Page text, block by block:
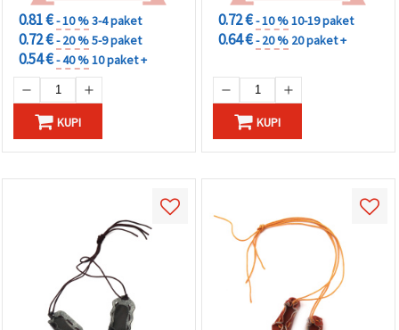
0.81 €- 10 %3-4 paket
0.72 €- 20 %5-9 paket
0.54 €- 40 %10 paket +
KUPI
0.72 €- 10 %10-19 paket
0.64 €- 20 % 20 paket +
KUPI